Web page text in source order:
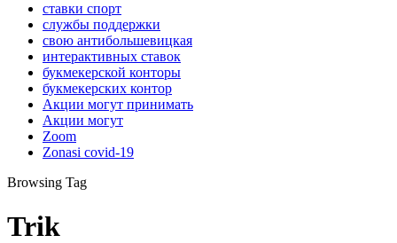
ставки спорт
службы поддержки
свою антибольшевицкая
интерактивных ставок
букмекерской конторы
букмекерских контор
Акции могут принимать
Акции могут
Zoom
Zonasi covid-19
Browsing Tag
Trik